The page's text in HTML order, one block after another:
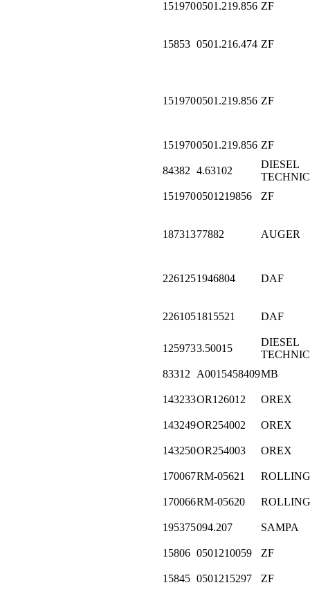
1519700501.219.856 ZF
15853 0501.216.474 ZF
1519700501.219.856 ZF
1519700501.219.856 ZF
84382 4.63102
DIESEL
TECHNIC
1519700501219856 ZF
18731377882 AUGER
2261251946804 DAF
2261051815521 DAF
1259733.50015
DIESEL
TECHNIC
83312
A0015458409MB
143233OR126012 OREX
143249OR254002 OREX
143250OR254003 OREX
170067RM-05621 ROLLING
170066RM-05620 ROLLING
195375094.207 SAMPA
15806 0501210059 ZF
15845 0501215297 ZF